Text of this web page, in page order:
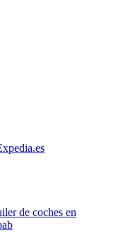
de coches en